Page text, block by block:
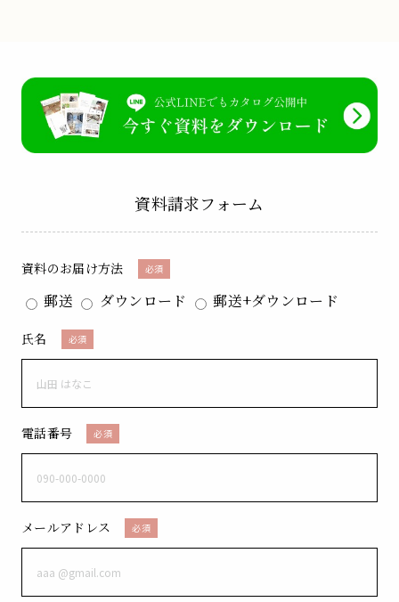
資料請求フォーム
資料のお届け方法 必須
郵送 ダウンロード 郵送+ダウンロード
氏名 必須
電話番号 必須
メールアドレス 必須